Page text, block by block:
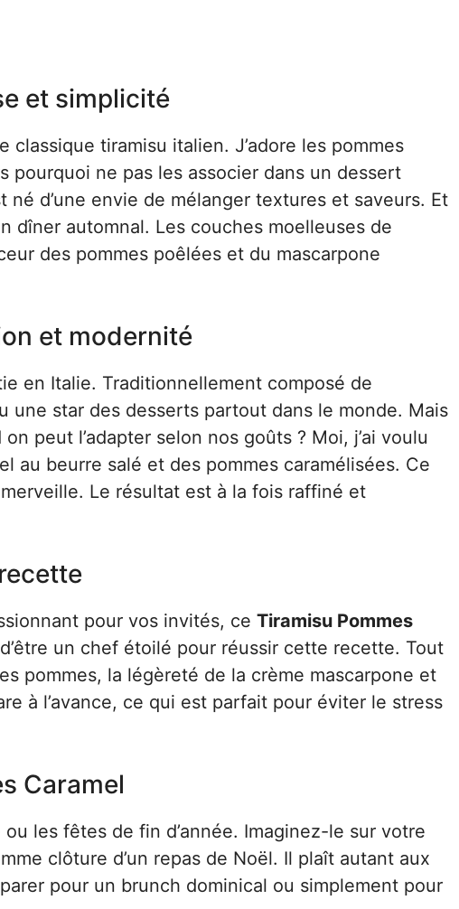
et simplicité
tiramisu italien. J’adore les pommes
pourquoi ne pas les associer dans un dessert
né d’une envie de mélanger textures et saveurs. Et
dîner automnal. Les couches moelleuses de
des pommes poêlées et du mascarpone
et modernité
en Italie. Traditionnellement composé de
une star des desserts partout dans le monde. Mais
peut l’adapter selon nos goûts ? Moi, j’ai voulu
au beurre salé et des pommes caramélisées. Ce
Le résultat est à la fois raffiné et
pour vos invités, ce Tiramisu Pommes
un chef étoilé pour réussir cette recette. Tout
pommes, la légèreté de la crème mascarpone et
à l’avance, ce qui est parfait pour éviter le stress
Caramel
les fêtes de fin d’année. Imaginez-le sur votre
clôture d’un repas de Noël. Il plaît autant aux
pour un brunch dominical ou simplement pour